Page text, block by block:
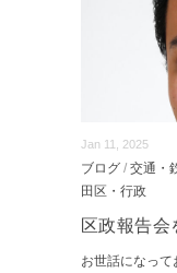
Jan 11, 2025
ブログ / 交通・
田区・行政
区政報告会
お世話になって